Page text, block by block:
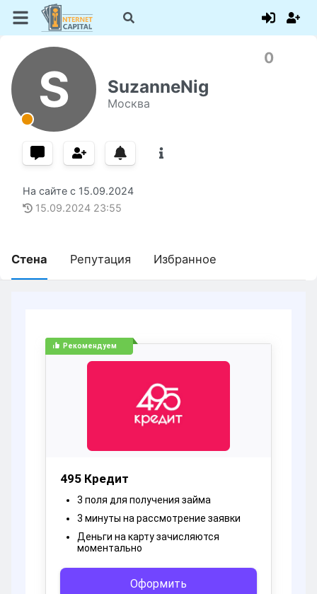
S SuzanneNig
Москва
0
На сайте с 15.09.2024
15.09.2024 23:55
Стена Репутация Избранное